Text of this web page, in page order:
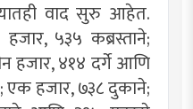
वाद सुरु आहेत.
५३५ कब्रस्ताने;
हजार, ४१४ दर्गे आणि
एक हजार, ७३८ दुकाने;